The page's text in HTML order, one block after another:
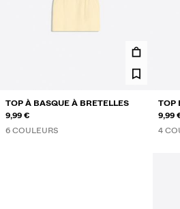
TOP À BASQUE À BRETELLES
9,99 €
6 COULEURS
TOP
9,99
4